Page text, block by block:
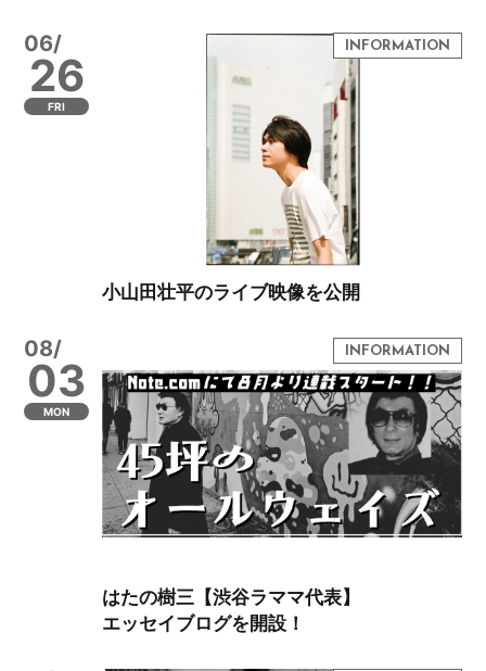
06/
26
FRI
小山田壮平のライブ映像を公開
08/
03
MON
はたの樹三【渋谷ラママ代表】
エッセイブログを開設！